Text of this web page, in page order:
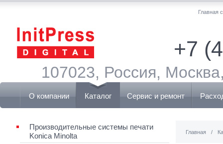
Главная
+7
107023, Россия,
О компании Каталог Сервис и ремонт
Главная /
Производительные системы печати
Konica Minolta